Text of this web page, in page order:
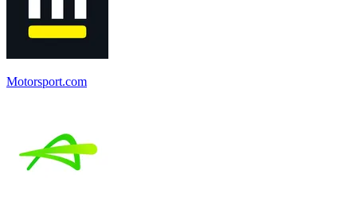
Motorsport.com